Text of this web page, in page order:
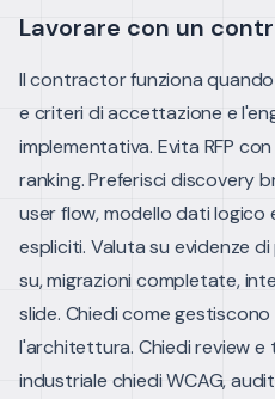
Lavorare con un
Il contractor funziona
e criteri di accettazione e
implementativa. Evita RFP
ranking. Preferisci discovery
user flow, modello dati
espliciti. Valuta su evidenze
su, migrazioni completate,
slide. Chiedi come
l'architettura. Chiedi review e
industriale chiedi WCAG,